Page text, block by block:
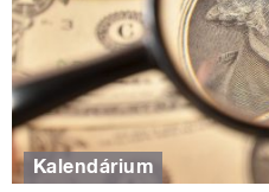
Kalendárium